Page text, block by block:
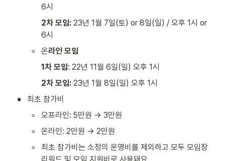
6시
2차 모임: 23년 1월 7일(토) or 8일(일) / 오후 1시 or
6시
◦ 온라인 모임
1차 모임: 22년 11월 6일(일) 오후 1시
2차 모임: 23년 1월 8일(일) 오후 1시
• 최초 참가비
◦ 오프라인: 5만원 → 3만원
◦ 온라인: 2만원 → 2만원
◦
최초 참가비는 소정의 운영비를 제외하고 모두 모임장
리워드 및 모임 지원비로 사용돼요.